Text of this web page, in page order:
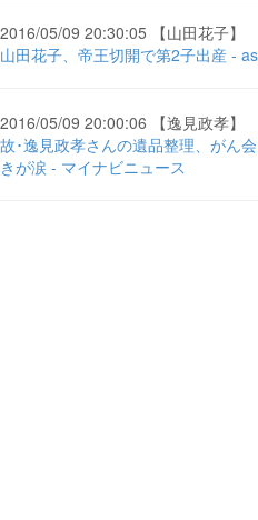
2016/05/09 20:30:05 【山田花子】
山田花子、帝王切開で第2子出産 -
2016/05/09 20:00:06 【逸見政孝】
故･逸見政孝さんの遺品整理、がん
きが涙 - マイナビニュース